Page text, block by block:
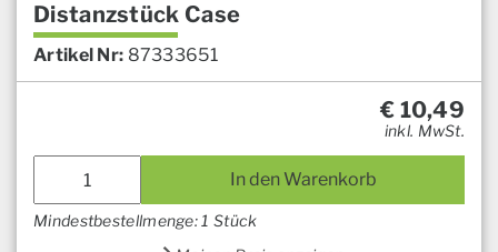
Distanzstück Case
Artikel Nr: 87333651
€ 10,49
inkl. MwSt.
In den Warenkorb
Mindestbestellmenge: 1 Stück